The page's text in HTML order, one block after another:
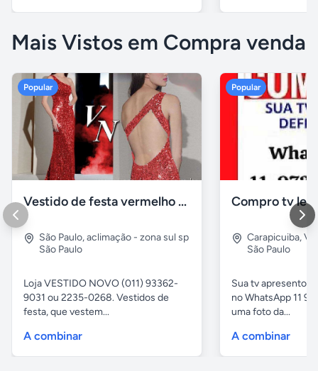
Mais Vistos em Compra venda
Popular
Vestido de festa vermelho com brilho e pedraria
São Paulo,aclimação - zona sul sp
São Paulo
Loja VESTIDO NOVO (011) 93362-
9031 ou 2235-0268. Vestidos de
festa, que vestem...
A combinar
Popular
Compro tv
Carapicuiba,
São Paulo
Sua tv apresentou
no WhatsApp 11
uma foto da...
A combinar